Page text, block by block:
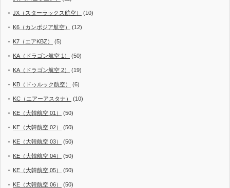
JX（スターラックス航空） (10)
K6（カンボジア航空） (12)
K7（エアKBZ） (5)
KA（ドラゴン航空 1） (50)
KA（ドラゴン航空 2） (19)
KB（ドゥルック航空） (6)
KC（エアーアスタナ） (10)
KE（大韓航空 01） (50)
KE（大韓航空 02） (50)
KE（大韓航空 03） (50)
KE（大韓航空 04） (50)
KE（大韓航空 05） (50)
KE（大韓航空 06） (50)